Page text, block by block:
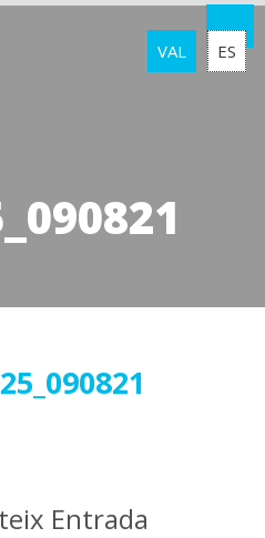
VAL ES
Entrada